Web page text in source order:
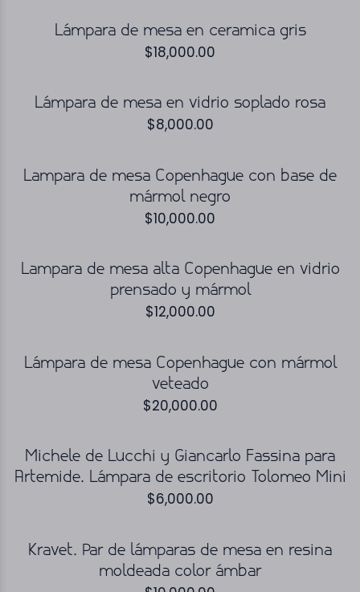
Lámpara de mesa en ceramica gris
$18,000.00
Lámpara de mesa en vidrio soplado rosa
$8,000.00
Lampara de mesa Copenhague con base de
mármol negro
$10,000.00
Lampara de mesa alta Copenhague en vidrio
prensado y mármol
$12,000.00
Lámpara de mesa Copenhague con mármol
veteado
$20,000.00
Michele de Lucchi y Giancarlo Fassina para
Artemide. Lámpara de escritorio Tolomeo Mini
$6,000.00
Kravet. Par de lámparas de mesa en resina
moldeada color ámbar